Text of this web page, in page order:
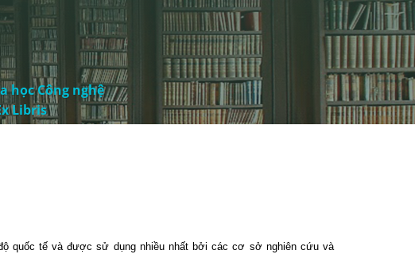
học Công nghệ
Libris
quốc tế và được sử dụng nhiều nhất bởi các cơ sở nghiên cứu và